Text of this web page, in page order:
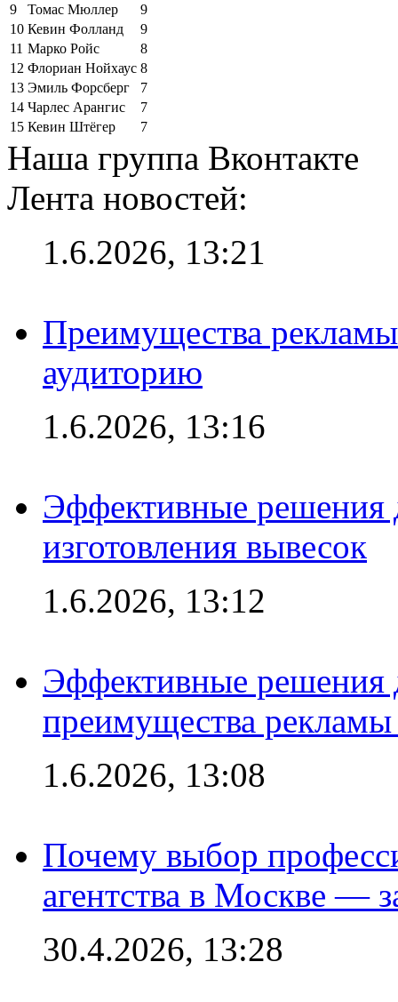
9
Томас Мюллер
9
10 Кевин Фолланд
9
11 Марко Ройс
8
12 Флориан Нойхаус 8
13 Эмиль Форсберг
7
14 Чарлес Арангис
7
15 Кевин Штёгер 7
Наша группа Вконтакте
Лента новостей:
1.6.2026, 13:21
Преимущества
аудиторию
1.6.2026, 13:16
Эффективные решения
изготовления вывесок
1.6.2026, 13:12
Эффективные решения
преимущества рекламы
1.6.2026, 13:08
Почему выбор
агентства в Москве —
30.4.2026, 13:28